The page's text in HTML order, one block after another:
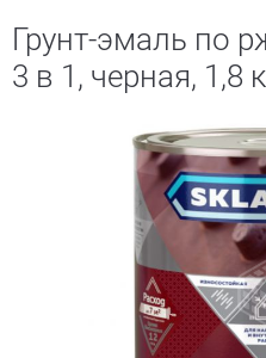
Грунт-эмаль по
3 в 1, черная, 1,8